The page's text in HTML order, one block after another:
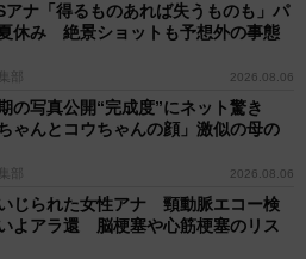
ナ「得るものあれば失うものも」パ
休み 絶景ショットも予想外の事態
部 2026.08.06
の写真公開“完成度”にネット驚き
ゃんとコウちゃんの顔」激似の母の
部 2026.08.06
いじられた女性アナ 頸動脈エコー検
よアラ還 脳梗塞や心筋梗塞のリス